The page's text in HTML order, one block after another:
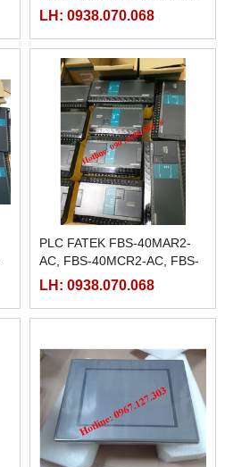
CB2, FBS-CB5
LH: 0938.070.068
PLC FATEK FBS-40MAR2-
AC, FBS-40MCR2-AC, FBS-
40MCRT-AC, FBS-40MART-
LH: 0938.070.068